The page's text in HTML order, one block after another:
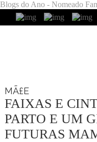
Blogs do Ano - Nomeado
MÃ£E
FAIXAS E
PARTO E UM
FUTURAS